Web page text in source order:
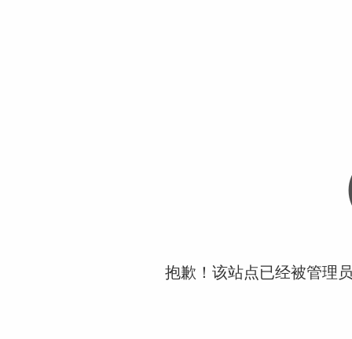
抱歉！该站点已经被管理